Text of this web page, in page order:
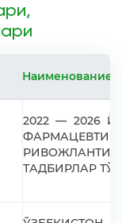
Наименование
2022 — 2026
ТАДБИРЛАР